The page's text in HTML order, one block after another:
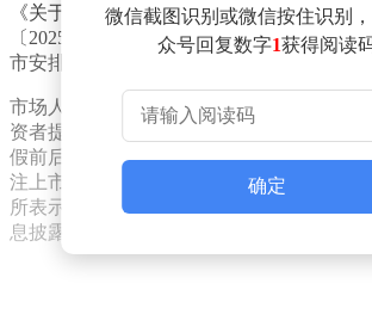
《关于2026年部分节假日放假和休市安排
〔2025〕130号），北交所则根据《关于
市安排的公告》（北证公告〔2025〕58号
市场人士指出，此次三地交易所统一发布
资者提前做好资金安排和交易规划。根据
假前后市场流动性通常会出现阶段性变化
注上市公司公告及宏观经济数据，合理控
所表示，将持续做好节假日期间的值班保
息披露渠道畅通无阻。
微信截图识别或微信按住识别
众号回复数字1获得阅读
确定